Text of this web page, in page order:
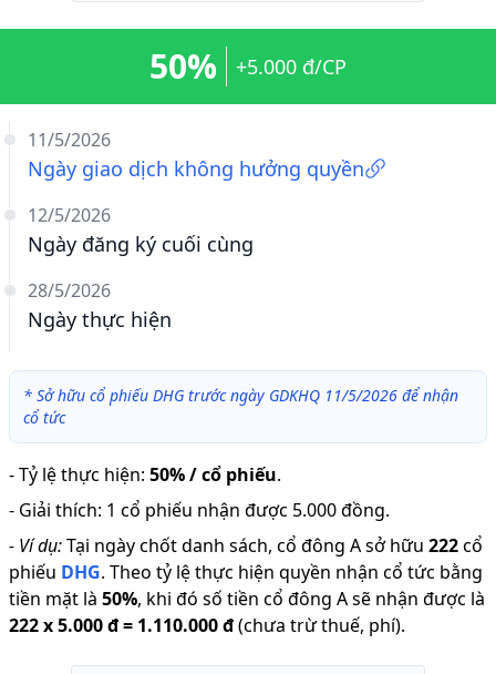
11/5/2026
Ngày giao dịch không hưởng quyền
12/5/2026
Ngày đăng ký cuối cùng
28/5/2026
Ngày thực hiện
50% +5.000 đ/CP
* Sở hữu cổ phiếu DHG trước ngày GDKHQ 11/5/2026 để nhận
cổ tức
-Tỷ lệ thực hiện: 50% / cổ phiếu.
- Giải thích: 1 cổ phiếu nhận được 5.000 đồng.
- Ví dụ:Tại ngày chốt danh sách, cổ đông A sở hữu 222cổ
phiếu DHG. Theo tỷ lệ thực hiện quyền nhận cổ tức bằng
tiền mặt là 50%, khi đó số tiền cổ đông A sẽ nhận được là
222x5.000 đ= 1.110.000 đ(chưa trừ thuế, phí).